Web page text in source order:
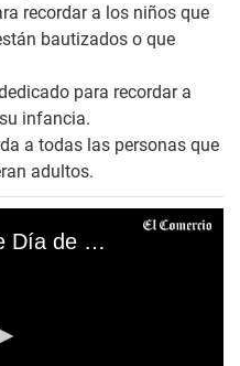
recordar a los niños que
bautizados o que
para recordar a
infancia.
a todas las personas que
adultos.
México dedica altar de Día de Muertos a fallecidos por la COVID-19